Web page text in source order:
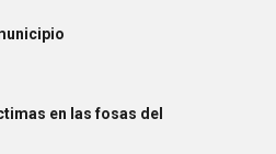
en las fosas del